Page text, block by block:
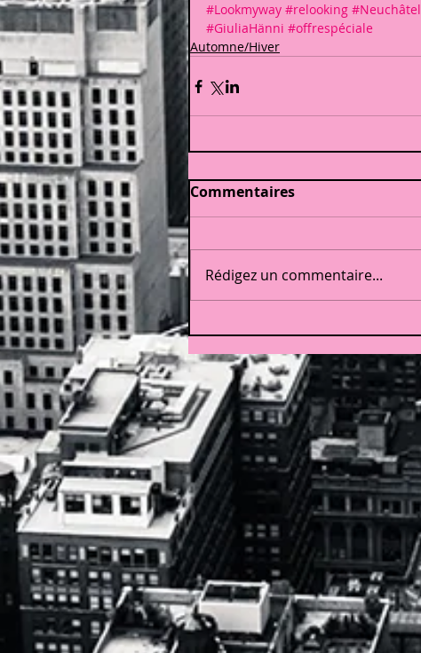
#Lookmyway #relooking #Neuchâtel
#GiuliaHänni #offrespéciale
Automne/Hiver
Commentaires
Rédigez un commentaire...